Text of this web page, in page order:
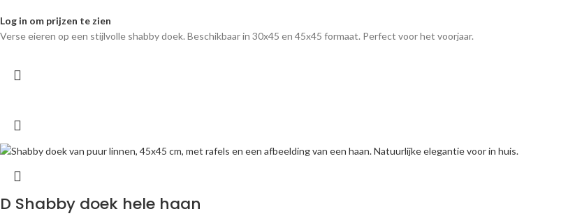
Log in om prijzen te zien
Verse eieren op een stijlvolle shabby doek. Beschikbaar in 30x45 en 45x45 formaat. Perfect voor het voorjaar.
D Shabby doek hele haan